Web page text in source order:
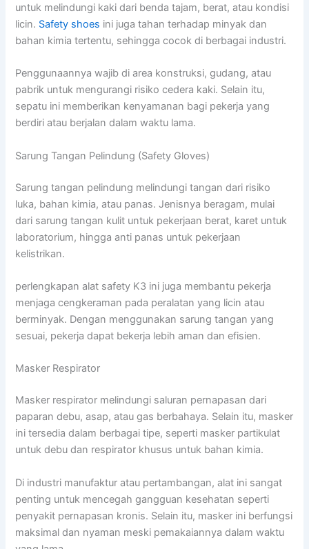
untuk melindungi kaki dari benda tajam, berat, atau kondisi
licin. Safety shoes ini juga tahan terhadap minyak dan
bahan kimia tertentu, sehingga cocok di berbagai industri.
Penggunaannya wajib di area konstruksi, gudang, atau
pabrik untuk mengurangi risiko cedera kaki. Selain itu,
sepatu ini memberikan kenyamanan bagi pekerja yang
berdiri atau berjalan dalam waktu lama.
Sarung Tangan Pelindung (Safety Gloves)
Sarung tangan pelindung melindungi tangan dari risiko
luka, bahan kimia, atau panas. Jenisnya beragam, mulai
dari sarung tangan kulit untuk pekerjaan berat, karet untuk
laboratorium, hingga anti panas untuk pekerjaan
kelistrikan.
perlengkapan alat safety K3 ini juga membantu pekerja
menjaga cengkeraman pada peralatan yang licin atau
berminyak. Dengan menggunakan sarung tangan yang
sesuai, pekerja dapat bekerja lebih aman dan efisien.
Masker Respirator
Masker respirator melindungi saluran pernapasan dari
paparan debu, asap, atau gas berbahaya. Selain itu, masker
ini tersedia dalam berbagai tipe, seperti masker partikulat
untuk debu dan respirator khusus untuk bahan kimia.
Di industri manufaktur atau pertambangan, alat ini sangat
penting untuk mencegah gangguan kesehatan seperti
penyakit pernapasan kronis. Selain itu, masker ini berfungsi
maksimal dan nyaman meski pemakaiannya dalam waktu